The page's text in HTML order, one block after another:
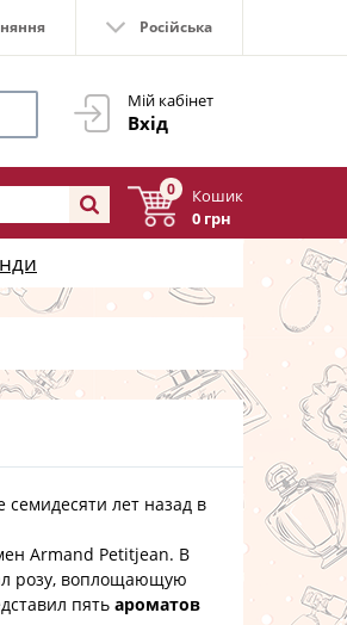
Російська
Мій кабінет
Вхід
0
Кошик
0 грн
семидесяти лет назад в
Armand Petitjean. В
розу, воплощающую
пять ароматов